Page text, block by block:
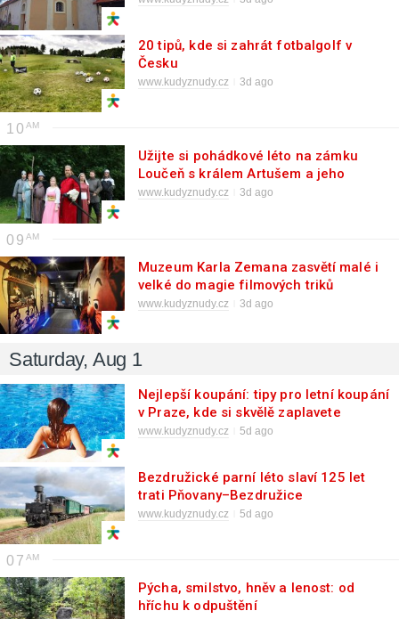
20 tipů, kde si zahrát fotbalgolf v
Česku
www.kudyznudy.cz 3d ago
10
Užijte si pohádkové léto na zámku
Loučeň s králem Artušem a jeho
družinou
www.kudyznudy.cz 3d ago
09
Muzeum Karla Zemana zasvětí malé i
velké do magie filmových triků
www.kudyznudy.cz 3d ago
Saturday, Aug 1
Nejlepší koupání: tipy pro letní koupání
v Praze, kde si skvělě zaplavete
www.kudyznudy.cz 5d ago
Bezdružické parní léto slaví 125 let
trati Pňovany–Bezdružice
www.kudyznudy.cz 5d ago
07
Pýcha, smilstvo, hněv a lenost: od
hříchu k odpuštění